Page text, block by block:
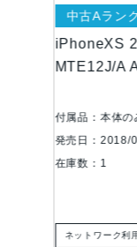
iPhoneXS
MTE12J/A
中古Aランク
付属品：本体のみ
発売日：2018/09
在庫数：1
ネットワーク利用制